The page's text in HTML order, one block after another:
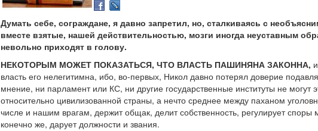
Думать себе, сограждане, я давно запретил, но, сталкиваясь с
вместе взятые, нашей действительностью, мозги иногда неуставным
невольно приходят в голову.
НЕКОТОРЫМ МОЖЕТ ПОКАЗАТЬСЯ, ЧТО ВЛАСТЬ ПАШИНЯНА ЗАКОННА,
власть его нелегитимна, ибо, во-первых, Никол давно потерял доверие
мнение, ни парламент или КС, ни другие государственные институты не могут
относительно цивилизованной страны, а нечто среднее между паханом
числе и нашим врагам, держит общак, делит собственность, регулирует
конечно же, дарует должности и звания.